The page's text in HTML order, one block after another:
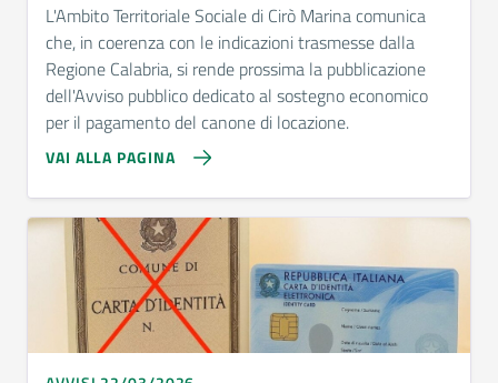
L'Ambito Territoriale Sociale di Cirò Marina comunica
che, in coerenza con le indicazioni trasmesse dalla
Regione Calabria, si rende prossima la pubblicazione
dell'Avviso pubblico dedicato al sostegno economico
per il pagamento del canone di locazione.
VAI ALLA PAGINA